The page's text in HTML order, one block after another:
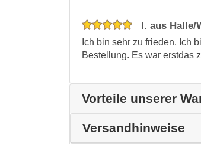
I. aus Halle/
Ich bin sehr zu frieden. Ich
Bestellung. Es war erstdas
Vorteile unserer
Versandhinweise